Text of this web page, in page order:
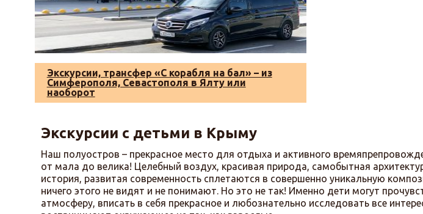
Экскурсии, трансфер «С корабля на бал» – из
Симферополя, Севастополя в Ялту или
наоборот
Экскурсии с детьми в Крыму
Наш полуостров – прекрасное место для отдыха и активного
от мала до велика! Целебный воздух, красивая природа, самобытная
история, развитая современность сплетаются в совершенно уникальную
ничего этого не видят и не понимают. Но это не так! Именно дети могут
атмосферу, вписать в себя прекрасное и любознательно исследовать все